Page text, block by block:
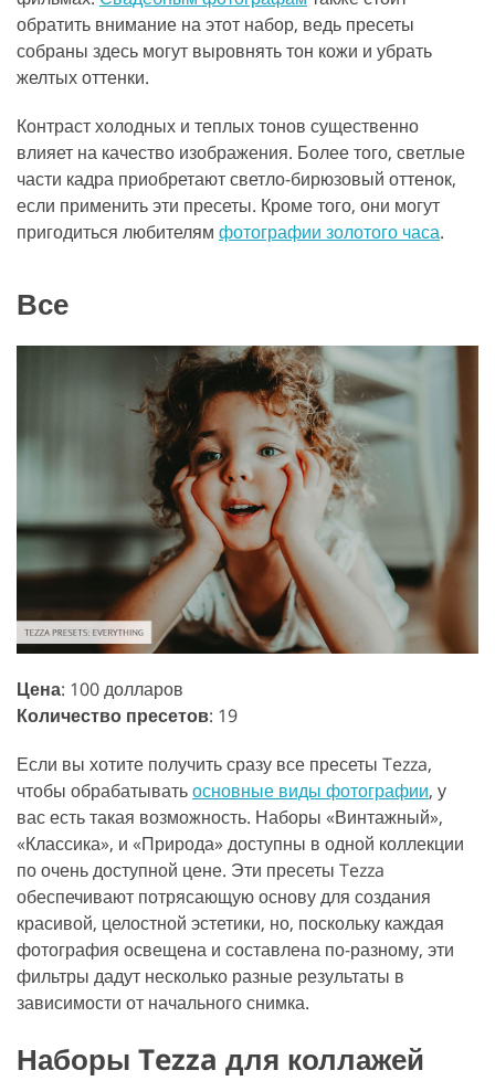
обратить внимание на этот набор, ведь пресеты
собраны здесь могут выровнять тон кожи и убрать
желтых оттенки.
Контраст холодных и теплых тонов существенно
влияет на качество изображения. Более того, светлые
части кадра приобретают светло-бирюзовый оттенок,
если применить эти пресеты. Кроме того, они могут
пригодиться любителям фотографии золотого часа.
Все
Цена: 100 долларов
Количество пресетов: 19
Если вы хотите получить сразу все пресеты Tezza,
чтобы обрабатыватьосновные виды фотографии, у
вас есть такая возможность. Наборы «Винтажный»,
«Классика», и «Природа» доступны в одной коллекции
по очень доступной цене. Эти пресеты Tezza
обеспечивают потрясающую основу для создания
красивой, целостной эстетики, но, поскольку каждая
фотография освещена и составлена по-разному, эти
фильтры дадут несколько разные результаты в
зависимости от начального снимка.
Наборы Tezza для коллажей